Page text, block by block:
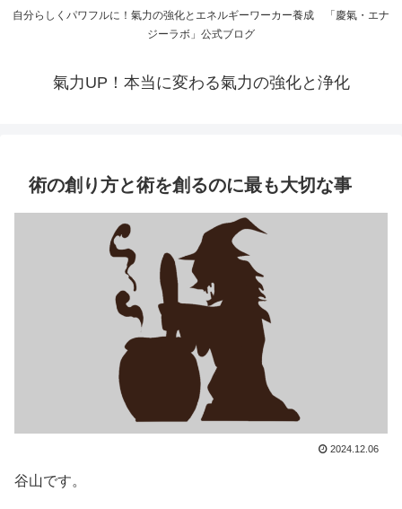
自分らしくパワフルに！氣力の強化とエネルギーワーカー養成 「慶氣・エナ
ジーラボ」公式ブログ
氣力UP！本当に変わる氣力の強化と浄化
術の創り方と術を創るのに最も大切な事
2024.12.06
谷山です。